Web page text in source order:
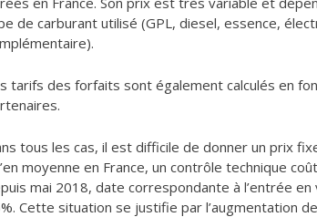
de carburant utilisé (GPL, diesel, essence,
tarifs des forfaits sont également calculés en
tous les cas, il est difficile de donner un prix
moyenne en France, un contrôle technique
mai 2018, date correspondante à l’entrée
Cette situation se justifie par l’augmentation